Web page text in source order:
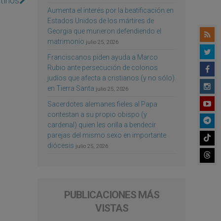
Aumenta el interés por la beatificación en
Estados Unidos de los mártires de
Georgia que murieron defendiendo el
matrimonio julio 25, 2026
Franciscanos piden ayuda a Marco
Rubio ante persecución de colonos
judíos que afecta a cristianos (y no sólo)
en Tierra Santa julio 25, 2026
Sacerdotes alemanes fieles al Papa
contestan a su propio obispo (y
cardenal) quien les orilla a bendecir
parejas del mismo sexo en importante
diócesis julio 25, 2026
PUBLICACIONES MÁS
VISTAS